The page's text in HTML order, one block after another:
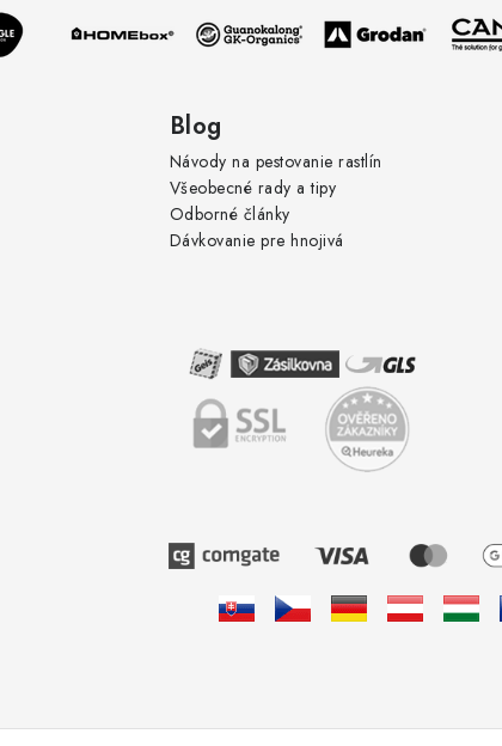
Blog
Návody na pestovanie rastlín
Všeobecné rady a tipy
Odborné články
Dávkovanie pre hnojivá